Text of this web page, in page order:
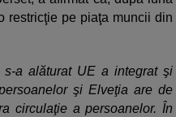
restricţie pe piaţa muncii din
a alăturat UE a integrat şi
şi Elveţia are de
circulaţie a persoanelor. În